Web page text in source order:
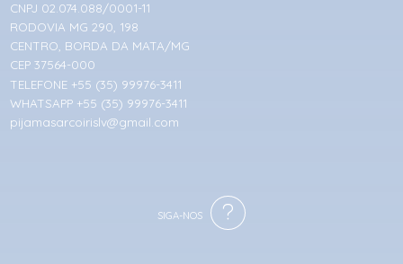
CNPJ 02.074.088/0001-11
RODOVIA MG 290, 198
CENTRO, BORDA DA MATA/MG
CEP 37564-000
TELEFONE +55 (35) 99976-3411
WHATSAPP +55 (35) 99976-3411
pijamasarcoirislv@gmail.com